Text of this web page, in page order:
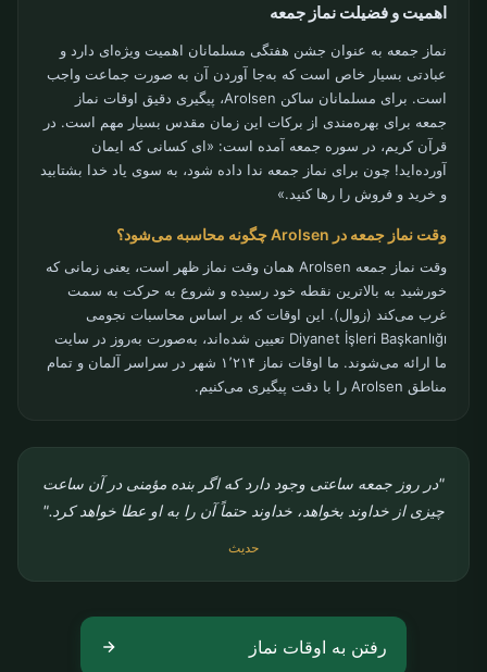
اهمیت و فضیلت نماز جمعه
نماز جمعه به عنوان جشن هفتگی مسلمانان اهمیت ویژه‌ای دارد و
عبادتی بسیار خاص است که به‌جا آوردن آن به صورت جماعت واجب
است. برای مسلمانان ساکن Arolsen، پیگیری دقیق اوقات نماز
جمعه برای بهره‌مندی از برکات این زمان مقدس بسیار مهم است. در
قرآن کریم، در سوره جمعه آمده است: «ای کسانی که ایمان
آورده‌اید! چون برای نماز جمعه ندا داده شود، به سوی یاد خدا بشتابید
و خرید و فروش را رها کنید.»
وقت نماز جمعه در Arolsen چگونه محاسبه می‌شود؟
وقت نماز جمعه Arolsen همان وقت نماز ظهر است، یعنی زمانی که
خورشید به بالاترین نقطه خود رسیده و شروع به حرکت به سمت
غرب می‌کند (زوال). این اوقات که بر اساس محاسبات نجومی
Diyanet İşleri Başkanlığı تعیین شده‌اند، به‌صورت به‌روز در سایت
ما ارائه می‌شوند. ما اوقات نماز ۱٬۲۱۴ شهر در سراسر آلمان و تمام
مناطق Arolsen را با دقت پیگیری می‌کنیم.
"در روز جمعه ساعتی وجود دارد که اگر بنده مؤمنی در آن ساعت
چیزی از خداوند بخواهد، خداوند حتماً آن را به او عطا خواهد کرد."
حدیث
رفتن به اوقات نماز